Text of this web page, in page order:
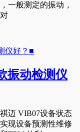
一般测定的振动，
振动检测仪
迈 VIB07设备状态
现设备预测性维修